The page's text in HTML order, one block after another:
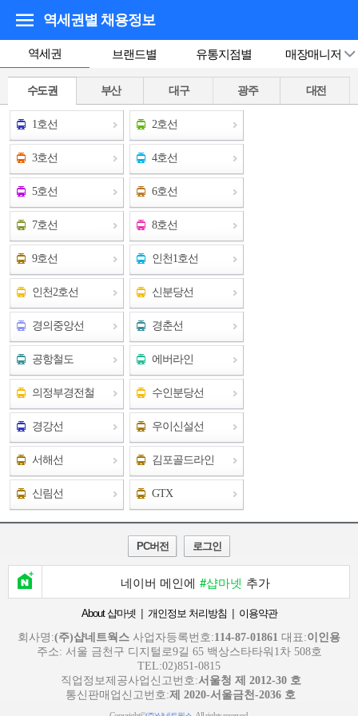
역세권별 채용정보
역세권 브랜드별 유통지점별 매장매니저
수도권 부산 대구 광주 대전
1호선 2호선
3호선 4호선
5호선 6호선
7호선 8호선
9호선 인천1호선
인천2호선 신분당선
경의중앙선 경춘선
공항철도 에버라인
의정부경전철 수인분당선
경강선 우이신설선
서해선 김포골드라인
신림선 GTX
PC버전 로그인
네이버 메인에 #샵마넷 추가
About 샵마넷 | 개인정보 처리방침 | 이용약관
회사명:(주)샵네트웍스 사업자등록번호:114-87-01861 대표:이인용
주소: 서울 금천구 디지털로9길 65 백상스타타워1차 508호
TEL:02)851-0815
직업정보제공사업신고번호:서울청 제 2012-30 호
통신판매업신고번호:제 2020-서울금천-2036 호